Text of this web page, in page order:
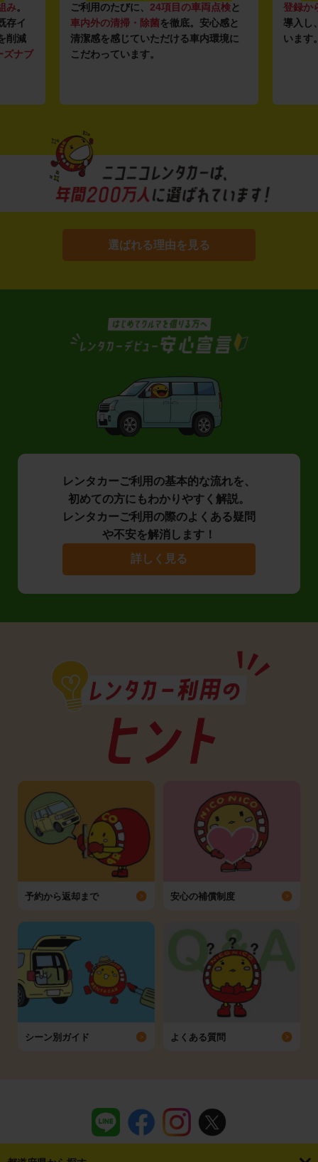
み。
存イ
削減
ズナブ
ご利用のたびに、 24項目の車両点検と
車内外の清掃・除菌を徹底。安心感と
清潔感を感じていただける車内環境に
こだわっています。
登録か
導入し
います
選ばれる理由を見る
レンタカーご利用の基本的な流れを、
初めての方にもわかりやすく解説。
レンタカーご利用の際のよくある疑問
や不安を解消します！
詳しく見る
予約から返却まで 安心の補償制度
シーン別ガイド よくある質問